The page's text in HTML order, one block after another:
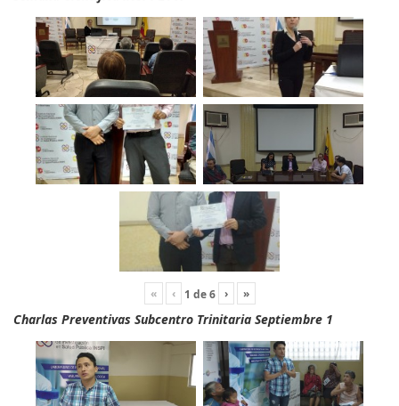
« ‹ 1 de6 › »
Charlas Preventivas Subcentro Trinitaria Septiembre 1